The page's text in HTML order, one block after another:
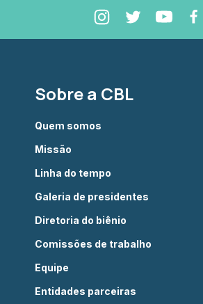
Sobre a CBL
Quem somos
Missão
Linha do tempo
Galeria de presidentes
Diretoria do biênio
Comissões de trabalho
Equipe
Entidades parceiras